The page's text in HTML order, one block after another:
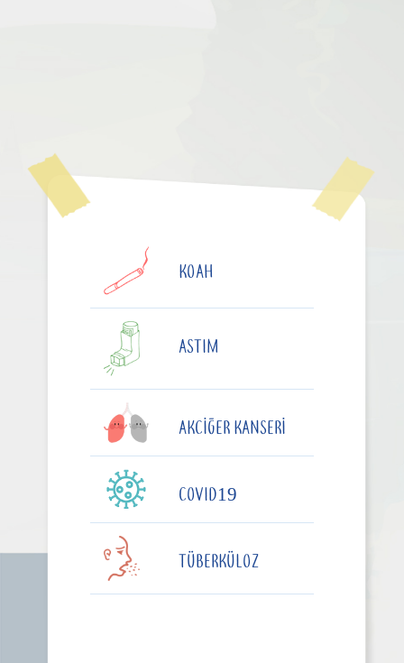
KOAH
ASTIM
AKCIĞER KANSERI
COVID19
TÜBERKÜLOZ